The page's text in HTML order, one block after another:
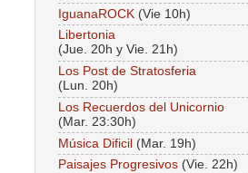
IguanaROCK (Vie 10h)
Libertonia
(Jue. 20h y Vie. 21h)
Los Post de Stratosferia
(Lun. 20h)
Los Recuerdos del Unicornio
(Mar. 23:30h)
Música Dificil (Mar. 19h)
Paisajes Progresivos (Vie. 22h)